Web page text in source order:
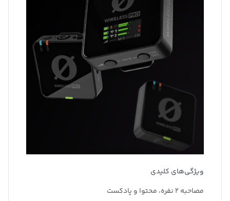
ویژگی‌های کلیدی
مصاحبه 2 نفره، محتوا و پادکست